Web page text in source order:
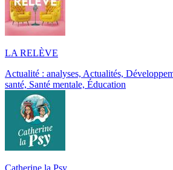
LA RELÈVE
Actualité : analyses, Actualités,
santé, Santé mentale, Éducation
Catherine la Psy